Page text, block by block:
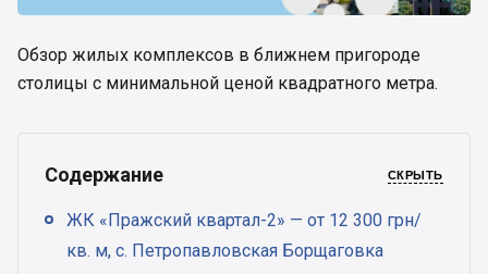
Обзор жилых комплексов в ближнем пригороде
столицы с минимальной ценой квадратного метра.
Содержание СКРЫТЬ
ЖК «Пражский квартал-2» — от 12 300 грн/
кв. м, с. Петропавловская Борщаговка